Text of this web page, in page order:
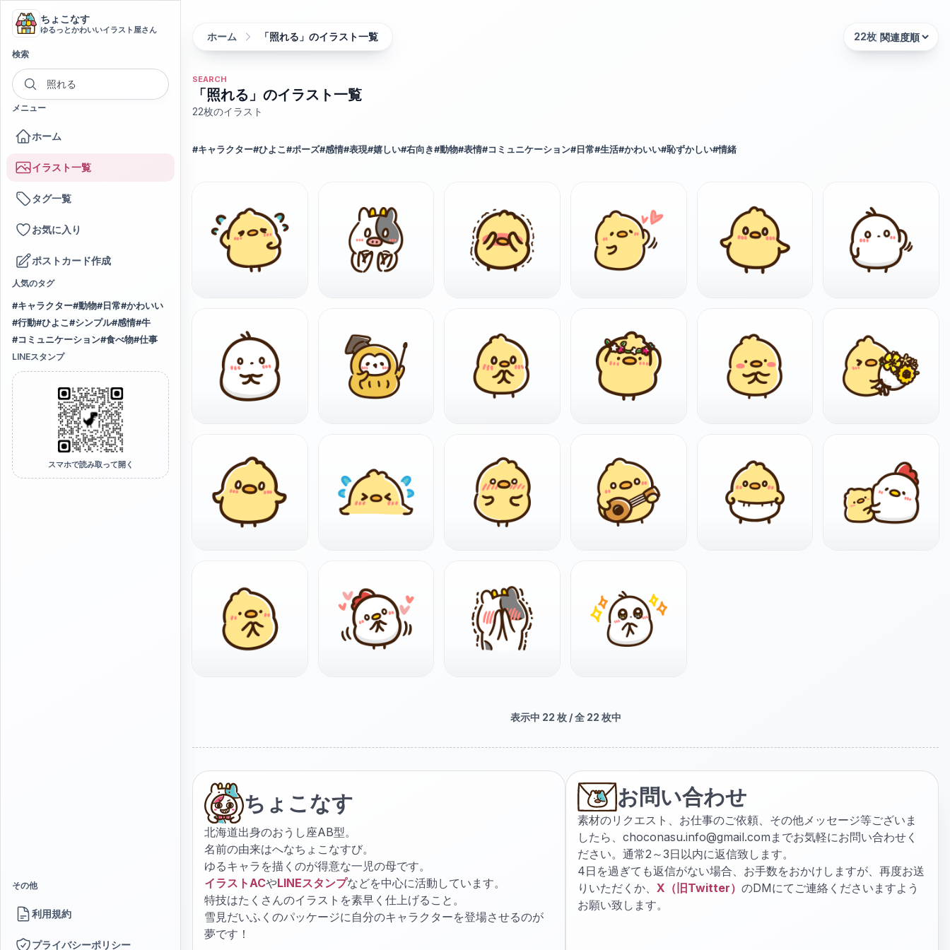
ちょこなす
ゆるっとかわいいイラスト屋さん
検索
メニュー
ホーム
イラスト一覧
タグ一覧
お気に入り
ポストカード作成
人気のタグ
#キャラクター#動物# 日常#かわいい
#行動#ひよこ#シンプル#感情#牛
#コミュニケーション#食べ物#仕事
LINEスタンプ
スマホで読み取って開く
その他
利用規約
プライバシーポリシー
ホーム 「照れる」のイラスト一覧 22枚
並び替え:
SEARCH
「照れる」のイラスト一覧
22枚のイラスト
#キャラクター#ひよこ#ポーズ#感情#表現#嬉しい#右向き#動物#表情#コミュニケーション# 日常#生活#かわいい#恥ずかしい#情緒
表示中 22 枚 / 全 22 枚中
ちょこなす
北海道出身のおうし座AB型。
名前の由来はへなちょこなすび。
ゆるキャラを描くのが得意な一児の母です。
イラストACやLINEスタンプなどを中心に活動しています。
特技はたくさんのイラストを素早く仕上げること。
雪見だいふくのパッケージに自分のキャラクターを登場させるのが
夢です！
お問い合わせ
素材のリクエスト、お仕事のご依頼、その他メッセージ等ございま
したら、 choconasu.info@gmail.com までお気軽にお問い合わせく
ださい。通常2～3日以内に返信致します。
4日を過ぎても返信がない場合、お手数をおかけしますが、再度お送
りいただくか、 X（旧Twitter） のDMにてご連絡くださいますよう
お願い致します。